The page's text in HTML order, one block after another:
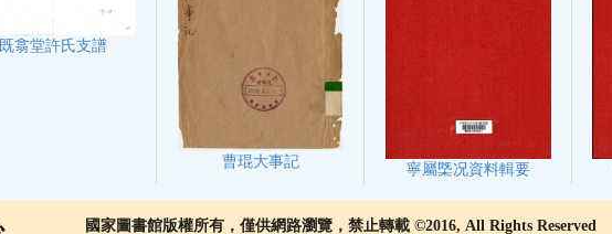
既翕堂許氏支譜
曹琨大事記 寧屬㮣况資料輯要
國家圖書館版權所有，僅供網路瀏覽，禁止轉載 ©2016, All Rights Reserved